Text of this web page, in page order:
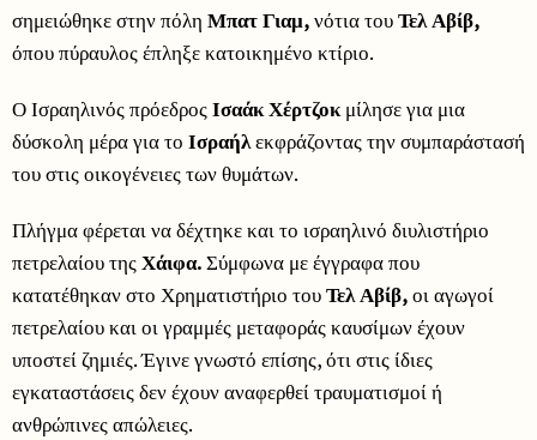
σημειώθηκε στην πόλη Μπατ Γιαμ,νότια τουΤελ Αβίβ,
όπου πύραυλος έπληξε κατοικημένο κτίριο.
Ο Ισραηλινός πρόεδροςΙσαάκ Χέρτζοκμίλησε για μια
δύσκολη μέρα για το Ισραήλεκφράζοντας την συμπαράστασή
του στις οικογένειες των θυμάτων.
Πλήγμα φέρεται να δέχτηκε και το ισραηλινό διυλιστήριο
πετρελαίου τηςΧάιφα.Σύμφωνα με έγγραφα που
κατατέθηκαν στο Χρηματιστήριο τουΤελ Αβίβ,οι αγωγοί
πετρελαίου και οι γραμμές μεταφοράς καυσίμων έχουν
υποστεί ζημιές. Έγινε γνωστό επίσης, ότι στις ίδιες
εγκαταστάσεις δεν έχουν αναφερθεί τραυματισμοί ή
ανθρώπινες απώλειες.